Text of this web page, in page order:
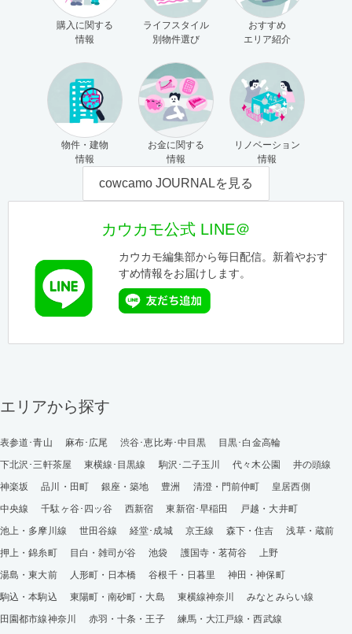
購入に関する
情報
ライフスタイル
別物件選び
おすすめ
エリア紹介
物件・建物
情報
お金に関する
情報
リノベーション
情報
cowcamo JOURNALを見る
カウカモ公式 LINE＠
カウカモ編集部から毎日配信。新着やおす
すめ情報をお届けします。
エリアから探す
表参道･青山 麻布･広尾 渋谷･恵比寿･中目黒
目黒･白金高輪
下北沢･三軒茶屋
東横線･目黒線 駒沢･二子玉川 代々木公園
井の頭線
神楽坂
品川・田町 銀座・築地 豊洲 清澄・門前仲町
皇居西側
中央線
千駄ヶ谷･四ッ谷 西新宿 東新宿･早稲田
戸越・大井町
池上・多摩川線
世田谷線 経堂･成城 京王線 森下・住吉
浅草・蔵前
押上・錦糸町
目白・雑司が谷 池袋 護国寺・茗荷谷
上野
湯島・東大前
人形町・日本橋 谷根千・日暮里
神田・神保町
駒込・本駒込
東陽町・南砂町・大島 東横線神奈川
みなとみらい線
田園都市線神奈川
赤羽・十条・王子
練馬・大江戸線・西武線